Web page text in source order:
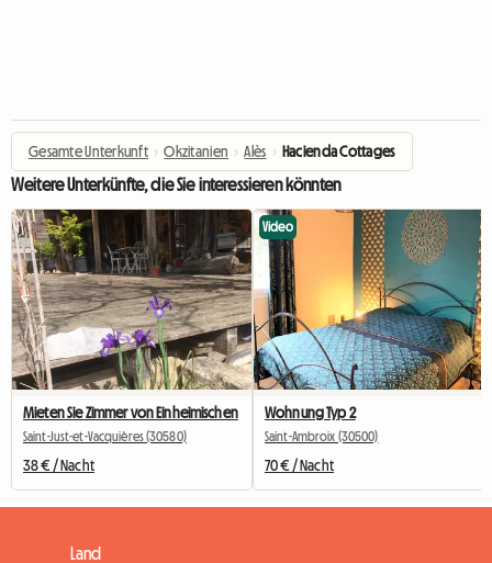
Gesamte Unterkunft › Okzitanien › Alès › Hacienda Cottages
Weitere Unterkünfte, die Sie interessieren könnten
Mieten Sie Zimmer von Einheimischen
Saint-Just-et-Vacquières (30580)
38 € / Nacht
Video
Wohnung Typ 2
Saint-Ambroix (30500)
70 € / Nacht
Land